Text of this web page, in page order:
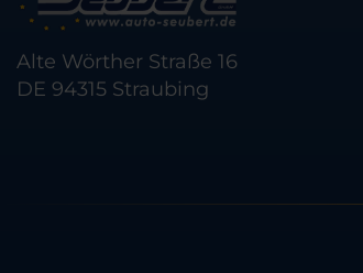
Alte Wörther Straße 16
DE 94315 Straubing